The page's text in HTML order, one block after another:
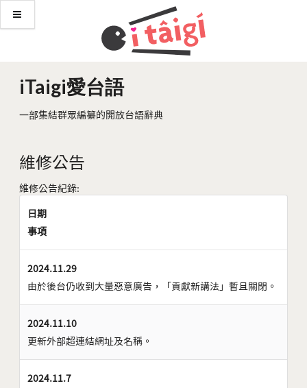
iTaigi愛台語
一部集結群眾編纂的開放台語辭典
維修公告
維修公告紀錄:
日期
事項
2024.11.29
由於後台仍收到大量惡意廣告，「貢獻新講法」暫且關閉。
2024.11.10
更新外部超連結網址及名稱。
2024.11.7